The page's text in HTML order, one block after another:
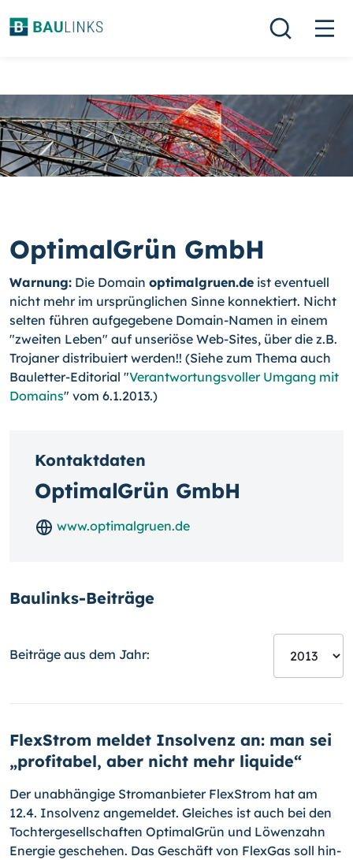
OptimalGrün GmbH
Warnung: Die Domain optimalgruen.de ist eventuell
nicht mehr im ursprünglichen Sinne konnektiert. Nicht
selten führen aufgegebene Domain-Namen in einem
"zweiten Leben" auf unseriöse Web-Sites, über die z.B.
Trojaner distribuiert werden!! (Siehe zum Thema auch
Bauletter-Editorial "Verantwortungsvoller Umgang mit
Domains" vom 6.1.2013.)
Kontaktdaten
OptimalGrün GmbH
www.optimalgruen.de
Baulinks-Beiträge
Beiträge aus dem Jahr:
FlexStrom meldet Insolvenz an: man sei
„profitabel, aber nicht mehr liquide“
Der unabhängige Stromanbieter FlexStrom hat am
12.4. Insolvenz an­ge­meldet. Gleiches ist auch bei den
Tochtergesellschaften OptimalGrün und Löwenzahn
Energie geschehen. Das Geschäft von FlexGas soll hin­